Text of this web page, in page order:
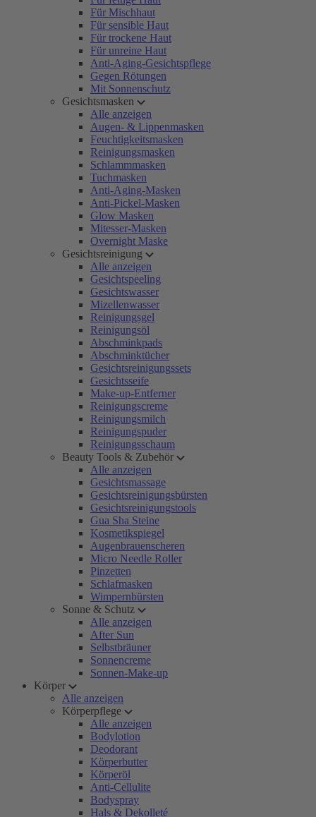
Für Mischhaut
Für sensible Haut
Für trockene Haut
Für unreine Haut
Anti-Aging-Gesichtspflege
Gegen Rötungen
Mit Sonnenschutz
Gesichtsmasken
Alle anzeigen
Augen- & Lippenmasken
Feuchtigkeitsmasken
Reinigungsmasken
Schlammmasken
Tuchmasken
Anti-Aging-Masken
Anti-Pickel-Masken
Glow Masken
Mitesser-Masken
Overnight Maske
Gesichtsreinigung
Alle anzeigen
Gesichtspeeling
Gesichtswasser
Mizellenwasser
Reinigungsgel
Reinigungsöl
Abschminkpads
Abschminktücher
Gesichtsreinigungssets
Gesichtsseife
Make-up-Entferner
Reinigungscreme
Reinigungsmilch
Reinigungspuder
Reinigungsschaum
Beauty Tools & Zubehör
Alle anzeigen
Gesichtsmassage
Gesichtsreinigungsbürsten
Gesichtsreinigungstools
Gua Sha Steine
Kosmetikspiegel
Augenbrauenscheren
Micro Needle Roller
Pinzetten
Schlafmasken
Wimpernbürsten
Sonne & Schutz
Alle anzeigen
After Sun
Selbstbräuner
Sonnencreme
Sonnen-Make-up
Körper
Alle anzeigen
Körperpflege
Alle anzeigen
Bodylotion
Deodorant
Körperbutter
Körperöl
Anti-Cellulite
Bodyspray
Hals & Dekolleté